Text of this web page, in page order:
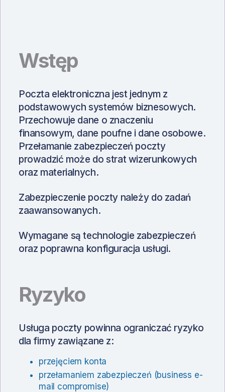
Wstęp
Poczta elektroniczna jest jednym z
podstawowych systemów biznesowych.
Przechowuje dane o znaczeniu
finansowym, dane poufne i dane osobowe.
Przełamanie zabezpieczeń poczty
prowadzić może do strat wizerunkowych
oraz materialnych.
Zabezpieczenie poczty należy do zadań
zaawansowanych.
Wymagane są technologie zabezpieczeń
oraz poprawna konfiguracja usługi.
Ryzyko
Usługa poczty powinna ograniczać ryzyko
dla firmy zawiązane z:
przejęciem konta
przełamaniem zabezpieczeń (business e-
mail compromise)